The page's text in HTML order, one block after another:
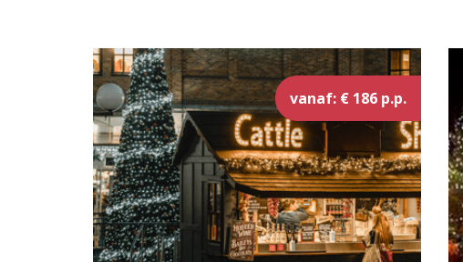
vanaf: € 186 p.p.